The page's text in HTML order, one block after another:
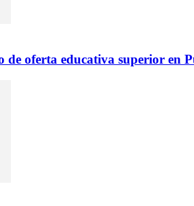
de oferta educativa superior en